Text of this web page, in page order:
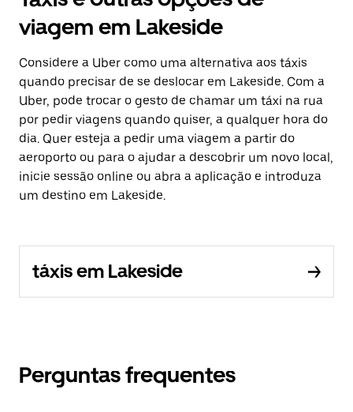
viagem em Lakeside
Considere a Uber como uma alternativa aos táxis
quando precisar de se deslocar em Lakeside. Com a
Uber, pode trocar o gesto de chamar um táxi na rua
por pedir viagens quando quiser, a qualquer hora do
dia. Quer esteja a pedir uma viagem a partir do
aeroporto ou para o ajudar a descobrir um novo local,
inicie sessão online ou abra a aplicação e introduza
um destino em Lakeside.
táxis em Lakeside
Perguntas frequentes